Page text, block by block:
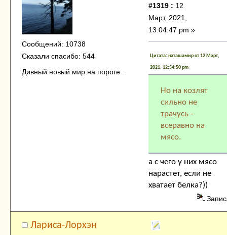
Сообщений: 10738
Сказали спасибо: 544
Дивный новый мир на пороге...
#1319 : 12
Март, 2021,
13:04:47 pm »
Цитата: наташамир от 12 Март,
2021, 12:54:50 pm
Но на козлят
сильно не
трачусь -
всеравно на
мясо.
а с чего у них мясо
нарастет, если не
хватает белка?))
Лариса-Лорхэн